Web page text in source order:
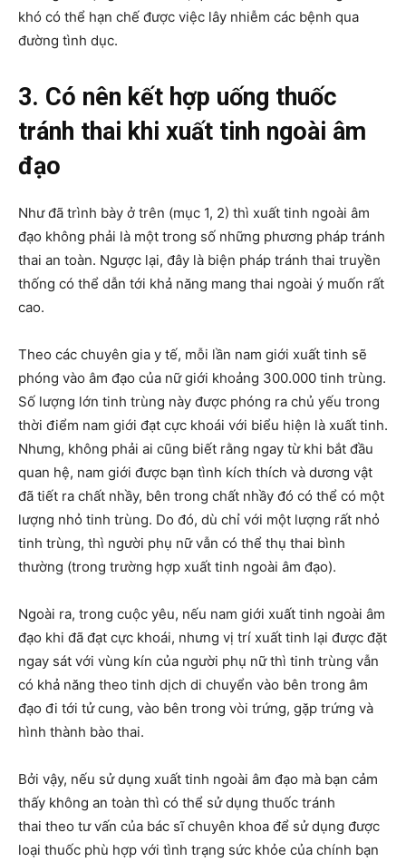
khó có thể hạn chế được việc lây nhiễm các bệnh qua
đường tình dục.
3. Có nên kết hợp uống thuốc
tránh thai khi xuất tinh ngoài âm
đạo
Như đã trình bày ở trên (mục 1, 2) thì xuất tinh ngoài âm
đạo không phải là một trong số những phương pháp tránh
thai an toàn. Ngược lại, đây là biện pháp tránh thai truyền
thống có thể dẫn tới khả năng mang thai ngoài ý muốn rất
cao.
Theo các chuyên gia y tế, mỗi lần nam giới xuất tinh sẽ
phóng vào âm đạo của nữ giới khoảng 300.000 tinh trùng.
Số lượng lớn tinh trùng này được phóng ra chủ yếu trong
thời điểm nam giới đạt cực khoái với biểu hiện là xuất tinh.
Nhưng, không phải ai cũng biết rằng ngay từ khi bắt đầu
quan hệ, nam giới được bạn tình kích thích và dương vật
đã tiết ra chất nhầy, bên trong chất nhầy đó có thể có một
lượng nhỏ tinh trùng. Do đó, dù chỉ với một lượng rất nhỏ
tinh trùng, thì người phụ nữ vẫn có thể thụ thai bình
thường (trong trường hợp xuất tinh ngoài âm đạo).
Ngoài ra, trong cuộc yêu, nếu nam giới xuất tinh ngoài âm
đạo khi đã đạt cực khoái, nhưng vị trí xuất tinh lại được đặt
ngay sát với vùng kín của người phụ nữ thì tinh trùng vẫn
có khả năng theo tinh dịch di chuyển vào bên trong âm
đạo đi tới tử cung, vào bên trong vòi trứng, gặp trứng và
hình thành bào thai.
Bởi vậy, nếu sử dụng xuất tinh ngoài âm đạo mà bạn cảm
thấy không an toàn thì có thể sử dụng thuốc tránh
thai theo tư vấn của bác sĩ chuyên khoa để sử dụng được
loại thuốc phù hợp với tình trạng sức khỏe của chính bạn